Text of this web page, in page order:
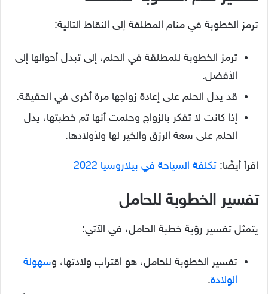
ترمز الخطوبة في منام المطلقة إلى النقاط التالية:
ترمز الخطوبة للمطلقة في الحلم، إلى تبدل أحوالها إلى
الأفضل.
قد يدل الحلم على إعادة زواجها مرة أخرى في الحقيقة.
إذا كانت لا تفكر بالزواج وحلمت أنها تم خطبتها، يدل
الحلم على سعة الرزق والخير لها ولأولادها.
اقرأ أيضًا: تكلفة السياحة في بيلاروسيا 2022
تفسير الخطوبة للحامل
يتمثل تفسير رؤية خطبة الحامل، في الآتي:
تفسير الخطوبة للحامل، هو اقتراب ولادتها، وسهولة
الولادة.